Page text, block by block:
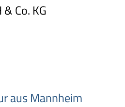
Co. KG
aus Mannheim